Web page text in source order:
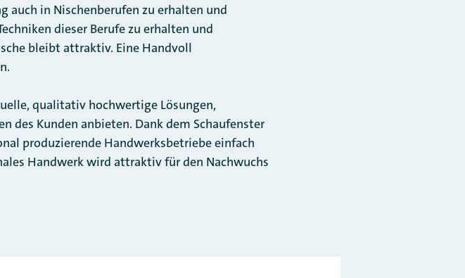
auch in Nischenberufen zu erhalten und
dieser Berufe zu erhalten und
bleibt attraktiv. Eine Handvoll
qualitativ hochwertige Lösungen,
des Kunden anbieten. Dank dem Schaufenster
produzierende Handwerksbetriebe einfach
Handwerk wird attraktiv für den Nachwuchs